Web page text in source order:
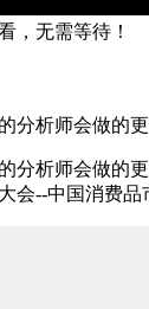
，无需等待！
分析师会做的更
分析师会做的更
会--中国消费